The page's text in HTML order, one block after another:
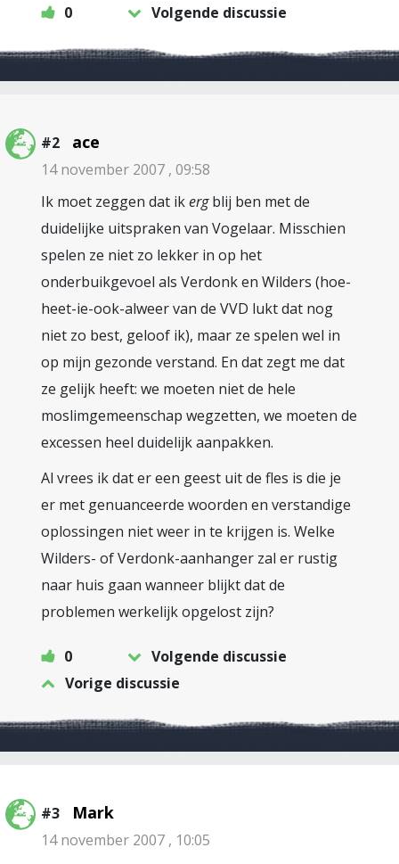
0 Volgende discussie
#2 ace
14 november 2007 , 09:58
Ik moet zeggen dat ikergblij ben met de
duidelijke uitspraken van Vogelaar. Misschien
spelen ze niet zo lekker in op het
onderbuikgevoel als Verdonk en Wilders (hoe-
heet-ie-ook-alweer van de VVD lukt dat nog
niet zo best, geloof ik), maar ze spelen wel in
op mijn gezonde verstand. En dat zegt me dat
ze gelijk heeft: we moeten niet de hele
moslimgemeenschap wegzetten, we moeten de
excessen heel duidelijk aanpakken.
Al vrees ik dat er een geest uit de fles is die je
er met genuanceerde woorden en verstandige
oplossingen niet weer in te krijgen is. Welke
Wilders- of Verdonk-aanhanger zal er rustig
naar huis gaan wanneer blijkt dat de
problemen werkelijk opgelost zijn?
0
Volgende discussie
Vorige discussie
#3 Mark
14 november 2007 , 10:05